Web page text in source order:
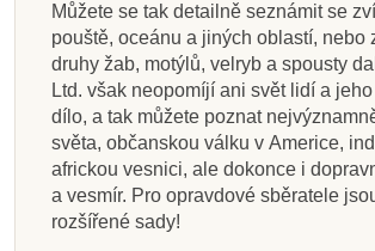
Můžete se tak detailně seznámit se
pouště, oceánu a jiných oblastí, nebo
druhy žab, motýlů, velryb a spousty
Ltd. však neopomíjí ani svět lidí a
dílo, a tak můžete poznat
světa, občanskou válku v Americe,
africkou vesnici, ale dokonce i
a vesmír. Pro opravdové sběratele
rozšířené sady!